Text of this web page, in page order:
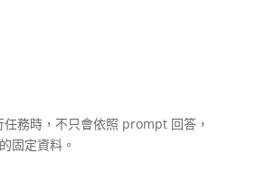
務時，不只會依照 prompt 回答，
固定資料。